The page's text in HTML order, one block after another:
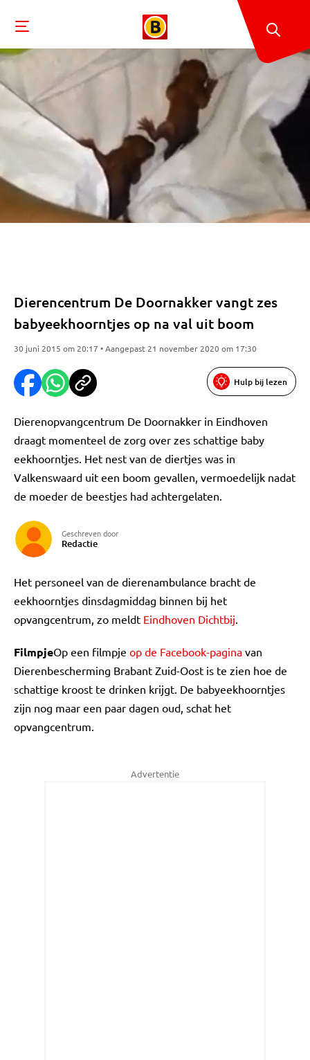
Dierencentrum De Doornakker vangt zes
babyeekhoorntjes op na val uit boom
30 juni 2015 om 20:17 • Aangepast 21 november 2020 om 17:30
Hulp bij lezen
Dierenopvangcentrum De Doornakker in Eindhoven
draagt momenteel de zorg over zes schattige baby
eekhoorntjes. Het nest van de diertjes was in
Valkenswaard uit een boom gevallen, vermoedelijk nadat
de moeder de beestjes had achtergelaten.
Geschreven door
Redactie
Het personeel van de dierenambulance bracht de
eekhoorntjes dinsdagmiddag binnen bij het
opvangcentrum, zo meldt Eindhoven Dichtbij.
FilmpjeOp een filmpje op de Facebook-pagina van
Dierenbescherming Brabant Zuid-Oost is te zien hoe de
schattige kroost te drinken krijgt. De babyeekhoorntjes
zijn nog maar een paar dagen oud, schat het
opvangcentrum.
Advertentie